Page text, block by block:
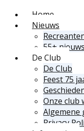
Home
Nieuws
55+ nieuws
De Club
De Club
Feest 75
Onze club
Algemene
Privacy